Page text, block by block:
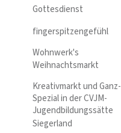
Gottesdienst
fingerspitzengefühl
Wohnwerk's
Weihnachtsmarkt
Kreativmarkt und Ganz-
Spezial in der CVJM-
Jugendbildungssätte
Siegerland